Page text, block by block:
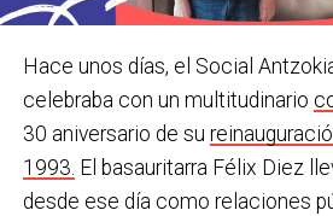
Hace unos días, el Social
celebraba con un multitudinario
30 aniversario de su
1993. El basauritarra Félix Diez
desde ese día como relaciones